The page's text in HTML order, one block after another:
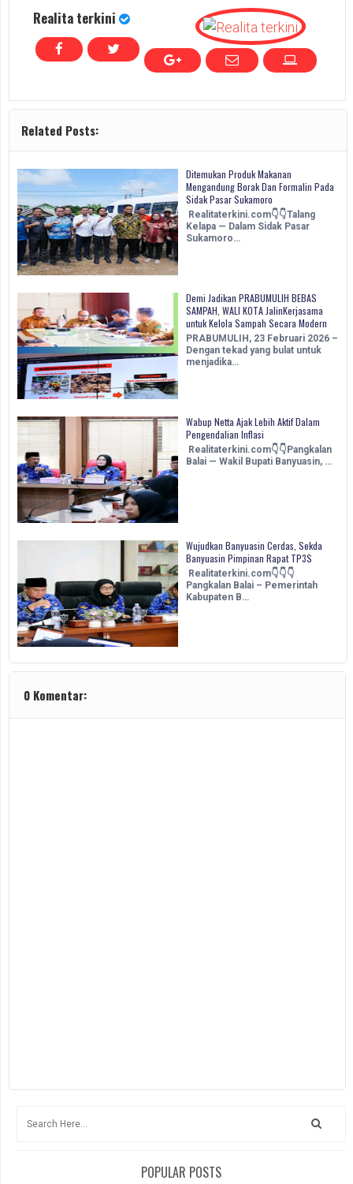
Realita terkini
Related Posts:
Ditemukan Produk Makanan
Mengandung Borak Dan Formalin Pada
Sidak Pasar Sukamoro
Realitaterkini.com👇👇Talang
Kelapa — Dalam Sidak Pasar
Sukamoro…
Demi Jadikan PRABUMULIH BEBAS
SAMPAH, WALI KOTA JalinKerjasama
untuk Kelola Sampah Secara Modern
PRABUMULIH, 23 Februari 2026 –
Dengan tekad yang bulat untuk
menjadika…
Wabup Netta Ajak Lebih Aktif Dalam
Pengendalian Inflasi
Realitaterkini.com👇👇Pangkalan
Balai — Wakil Bupati Banyuasin, …
Wujudkan Banyuasin Cerdas, Sekda
Banyuasin Pimpinan Rapat TP3S
Realitaterkini.com👇👇👇
Pangkalan Balai – Pemerintah
Kabupaten B…
0 Komentar:
POPULAR POSTS